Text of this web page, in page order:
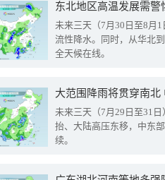
东北地区高温发展需
未来三天（7月30日至8月
流性降水。同时，从华北
全天候在线。
大范围降雨将贯穿南
未来三天（7月29日至31
抬、大陆高压东移，中东
续。